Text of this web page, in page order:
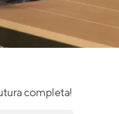
completa!